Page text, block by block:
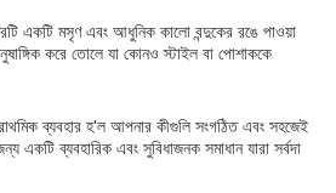
একটি মসৃণ এবং আধুনিক কালো বন্দুকের রঙে পাওয়া
করে তোলে যা কোনও স্টাইল বা পোশাককে
ব্যবহার হ'ল আপনার কীগুলি সংগঠিত এবং সহজেই
একটি ব্যবহারিক এবং সুবিধাজনক সমাধান যারা সর্বদা